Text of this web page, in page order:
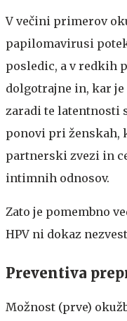
V večini primerov
papilomavirusi
posledic, a v redkih
dolgotrajne in, kar je
zaradi te latentnosti
ponovi pri ženskah,
partnerski zvezi in
intimnih odnosov.
Zato je pomembno
HPV ni dokaz
Preventiva
Možnost (prve)